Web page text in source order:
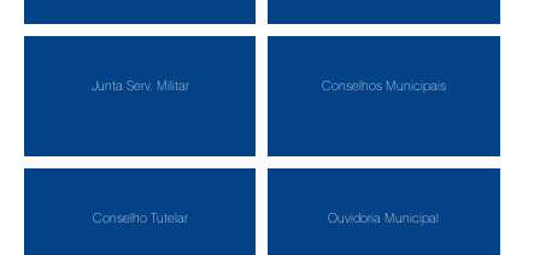
Junta Serv. Militar Conselhos Municipais
Conselho Tutelar Ouvidoria Municipal